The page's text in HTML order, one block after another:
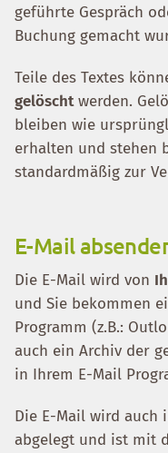
geführte Gespräch
Buchung gemacht
Teile des Textes
gelöschtwerden.
bleiben wie
erhalten und stehen
standardmäßig zur
E-Mail
Die E-Mail wird von
und Sie bekommen
Programm (z.B.:
auch ein Archiv der
in Ihrem E-Mail
Die E-Mail wird auch
abgelegt und ist mit